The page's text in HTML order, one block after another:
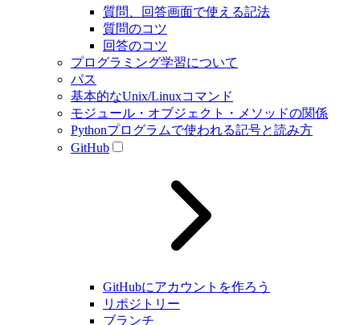
質問、回答画面で使える記法
質問のコツ
回答のコツ
プログラミング学習について
パス
基本的なUnix/Linuxコマンド
モジュール・オブジェクト・メソッドの関係
Pythonプログラムで使われる記号と読み方
GitHub
GitHubにアカウントを作ろう
リポジトリー
ブランチ